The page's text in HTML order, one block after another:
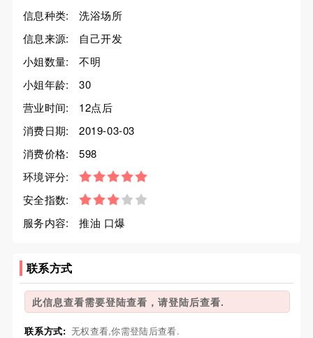
信息种类:
洗浴场所
信息来源:
自己开发
小姐数量:
不明
小姐年龄:
30
营业时间:
12点后
消费日期:
2019-03-03
消费价格:
598
环境评分:
安全指数:
服务内容:
推油 口爆
联系方式
此信息查看需要登陆查看，请登陆后查看.
联系方式: 无权查看,你需登陆后查看.